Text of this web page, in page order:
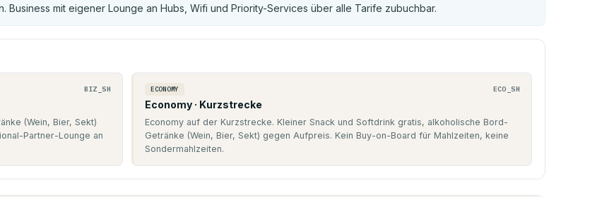
mit eigener Lounge an Hubs, Wifi und Priority-Services über alle Tarife zubuchbar.
BIZ_SH
(Wein, Bier, Sekt)
Partner-Lounge an
ECONOMY ECO_SH
Economy · Kurzstrecke
Economy auf der Kurzstrecke. Kleiner Snack und Softdrink gratis, alkoholische Bord-
Getränke (Wein, Bier, Sekt) gegen Aufpreis. Kein Buy-on-Board für Mahlzeiten, keine
Sondermahlzeiten.